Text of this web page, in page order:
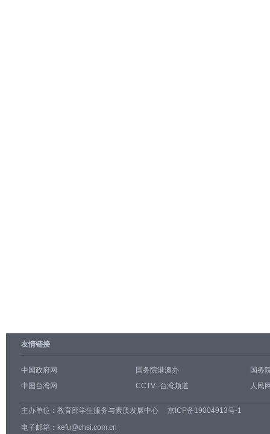
友情链接
中国政府网 国务院港澳办
国务
中国台湾网
CCTV--台湾频道 人民
主办单位： 教育部学生服务与素质发展中心
京ICP备19004913号-1
电子邮箱：kefu@chsi.com.cn